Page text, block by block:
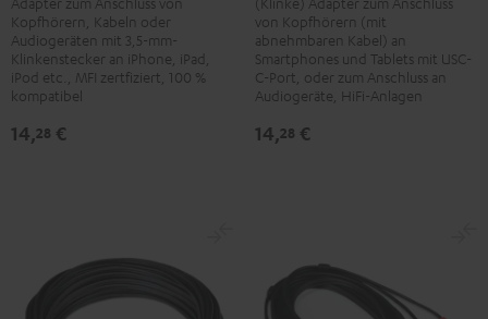
Schwarz
Kopfhörern, Kabeln oder
Audiogeräten mit 3,5-mm-
Klinkenstecker an iPhone, iPad,
iPod etc., MFI zertfiziert, 100 %
kompatibel
14,28 €
Kabel
Schwarz
von Kopfhörern (mit
abnehmbaren Kabel) an
Smartphones und Tablets mit USC-
C-Port, oder zum Anschluss an
Audiogeräte, HiFi-Anlagen
14,28 €